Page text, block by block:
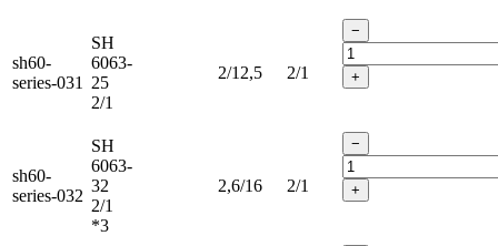
sh60-
series-031
SH
6063-
25
2/1
2/12,5 2/1
−
+
sh60-
series-032
SH
6063-
32
2/1
*3
2,6/16 2/1
−
+